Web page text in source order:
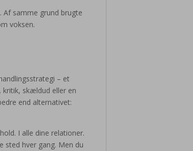
Af samme grund brugte
voksen.
– et
skældud eller en
end alternativet:
I alle dine relationer.
sted hver gang. Men du